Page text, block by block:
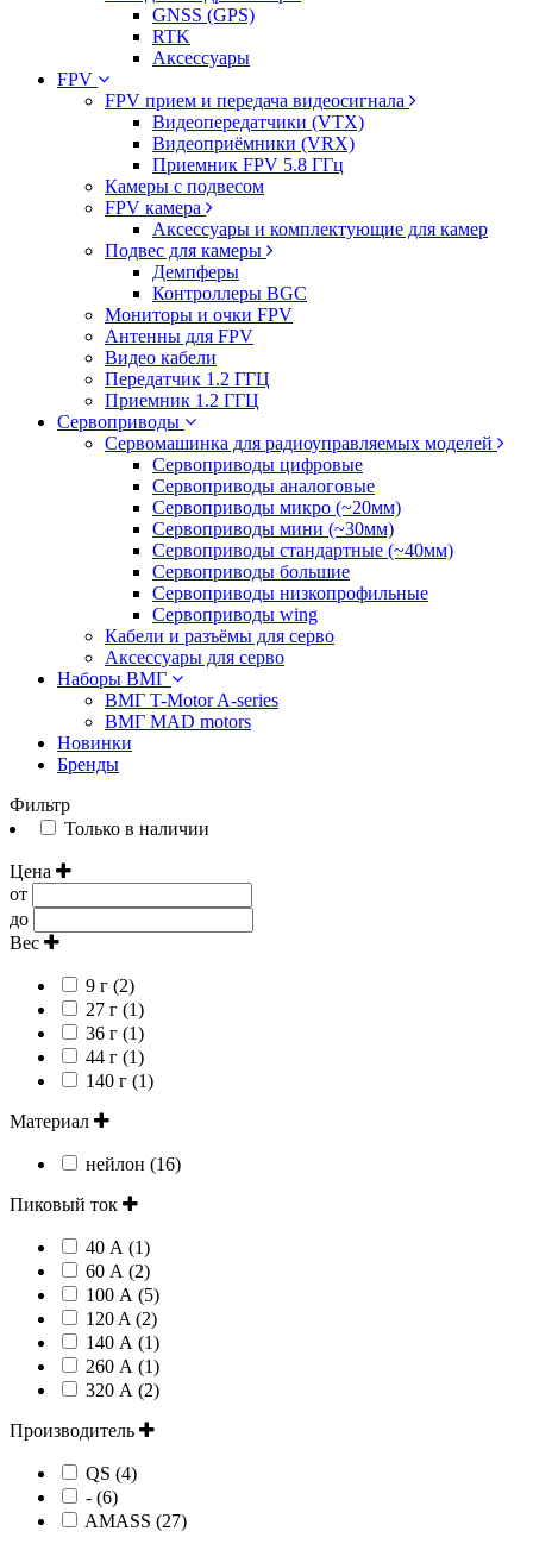
GNSS (GPS)
RTK
Аксессуары
FPV
FPV прием и передача видеосигнала
Видеопередатчики (VTX)
Видеоприёмники (VRX)
Приемник FPV 5.8 ГГц
Камеры с подвесом
FPV камера
Аксессуары и комплектующие для камер
Подвес для камеры
Демпферы
Контроллеры BGC
Мониторы и очки FPV
Антенны для FPV
Видео кабели
Передатчик 1.2 ГГЦ
Приемник 1.2 ГГЦ
Сервоприводы
Сервомашинка для радиоуправляемых моделей
Сервоприводы цифровые
Сервоприводы аналоговые
Сервоприводы микро (~20мм)
Сервоприводы мини (~30мм)
Сервоприводы стандартные (~40мм)
Сервоприводы большие
Сервоприводы низкопрофильные
Сервоприводы wing
Кабели и разъёмы для серво
Аксессуары для серво
Наборы ВМГ
ВМГ T-Motor A-series
ВМГ MAD motors
Новинки
Бренды
Фильтр
Только в наличии
Цена
от
до
Вес
9 г (2)
27 г (1)
36 г (1)
44 г (1)
140 г (1)
Материал
нейлон (16)
Пиковый ток
40 А (1)
60 А (2)
100 А (5)
120 A (2)
140 А (1)
260 А (1)
320 А (2)
Производитель
QS (4)
- (6)
AMASS (27)